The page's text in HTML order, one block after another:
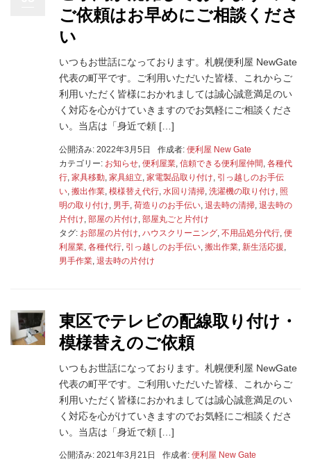
ご依頼はお早めにご相談くださ
い
いつもお世話になっております。札幌便利屋 NewGate
代表の町平です。ご利用いただいた皆様、これからご
利用いただく皆様におかれましては誠心誠意満足のい
く対応を心がけていきますのでお気軽にご相談くださ
い。当店は「身近で頼 […]
公開済み: 2022年3月5日 作成者: 便利屋 New Gate
カテゴリー: お知らせ 便利屋業 信頼できる便利屋仲間 各種代
行 家具移動 家具組立 家電製品取り付け 引っ越しのお手伝
い 搬出作業 模様替え代行 水回り清掃 洗濯機の取り付け 照
明の取り付け 男手 荷造りのお手伝い 退去時の清掃 退去時の
片付け 部屋の片付け 部屋丸ごと片付け
タグ: お部屋の片付け ハウスクリーニング 不用品処分代行 便
利屋業 各種代行 引っ越しのお手伝い 搬出作業 新生活応援
男手作業 退去時の片付け
東区でテレビの配線取り付け・
模様替えのご依頼
いつもお世話になっております。札幌便利屋 NewGate
代表の町平です。ご利用いただいた皆様、これからご
利用いただく皆様におかれましては誠心誠意満足のい
く対応を心がけていきますのでお気軽にご相談くださ
い。当店は「身近で頼 […]
公開済み: 2021年3月21日 作成者: 便利屋 New Gate